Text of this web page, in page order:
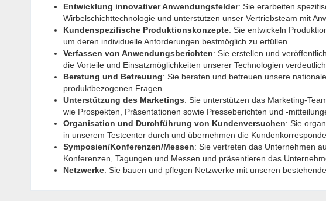
Entwicklung innovativer Anwendungsfelder: Sie erarbeiten
Wirbelschichttechnologie und unterstützen unser Vertriebsteam mit
Kundenspezifische Produktionskonzepte: Sie entwickeln
um deren individuelle Anforderungen bestmöglich zu erfüllen
Verfassen von Anwendungsberichten: Sie erstellen und
die Vorteile und Einsatzmöglichkeiten unserer Technologien
Beratung und Betreuung: Sie beraten und betreuen unsere
produktbezogenen Fragen.
Unterstützung des Marketings: Sie unterstützen das Marketing-
wie Prospekten, Präsentationen sowie Presseberichten und -
Organisation und Durchführung von Kundenversuchen: Sie
in unserem Testcenter durch und übernehmen die
Symposien/Konferenzen/Messen: Sie vertreten das Unternehmen
Konferenzen, Tagungen und Messen und präsentieren das
Netzwerke: Sie bauen und pflegen Netzwerke mit unseren